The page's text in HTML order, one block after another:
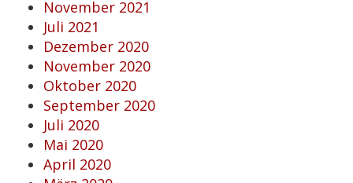
November 2021
Juli 2021
Dezember 2020
November 2020
Oktober 2020
September 2020
Juli 2020
Mai 2020
April 2020